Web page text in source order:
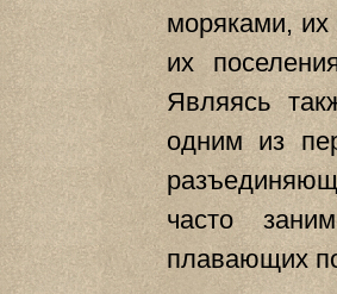
моряками,
их
Являясь
одним из
часто
плавающих